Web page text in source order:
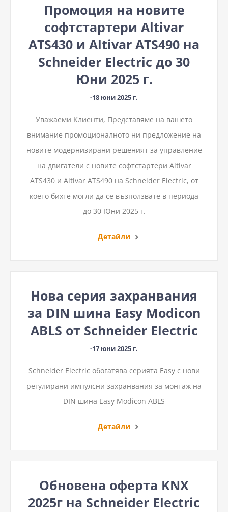
Промоция на новите
софтстартери Altivar
ATS430 и Altivar ATS490 на
Schneider Electric до 30
Юни 2025 г.
-18 юни 2025 г.
Уважаеми Kлиенти, Представяме на вашето
внимание промоционалното ни предложение на
новите модернизирани решеният за управление
на двигатели с новите софтстартери Altivar
ATS430 и Altivar ATS490 на Schneider Electric, от
което бихте могли да се възползвате в периода
до 30 Юни 2025 г.
Детайли
Нова серия захранвания
за DIN шина Easy Modicon
ABLS от Schneider Electric
-17 юни 2025 г.
Schneider Electric обогатява серията Easy с нови
регулирани импулсни захранвания за монтаж на
DIN шина Easy Modicon ABLS
Детайли
Обновена оферта KNX
2025г на Schneider Electric